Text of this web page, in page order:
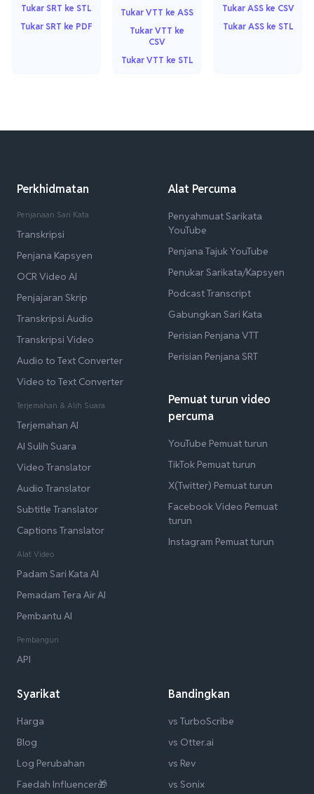
Tukar SRT ke STL
Tukar SRT ke PDF
Tukar VTT ke ASS
Tukar VTT ke
CSV
Tukar VTT ke STL
Tukar ASS ke CSV
Tukar ASS ke STL
Perkhidmatan
Penjanaan Sari Kata
Transkripsi
Penjana Kapsyen
OCR Video AI
Penjajaran Skrip
Transkripsi Audio
Transkripsi Video
Audio to Text Converter
Video to Text Converter
Terjemahan & Alih Suara
Terjemahan AI
AI Sulih Suara
Video Translator
Audio Translator
Subtitle Translator
Captions Translator
Alat Video
Padam Sari Kata AI
Pemadam Tera Air AI
Pembantu AI
Pembangun
API
Alat Percuma
Penyahmuat Sarikata
YouTube
Penjana Tajuk YouTube
Penukar Sarikata/Kapsyen
Podcast Transcript
Gabungkan Sari Kata
Perisian Penjana VTT
Perisian Penjana SRT
Pemuat turun video
percuma
YouTube Pemuat turun
TikTok Pemuat turun
X(Twitter) Pemuat turun
Facebook Video Pemuat
turun
Instagram Pemuat turun
Syarikat
Harga
Blog
Log Perubahan
Faedah Influencer🎁
Bandingkan
vs TurboScribe
vs Otter.ai
vs Rev
vs Sonix